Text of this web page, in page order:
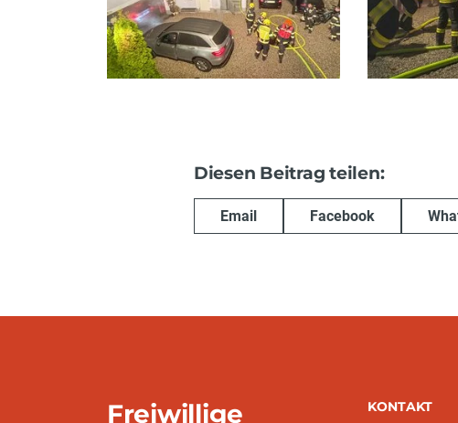
Diesen Beitrag teilen:
Email Facebook
Freiwillige KONTAKT